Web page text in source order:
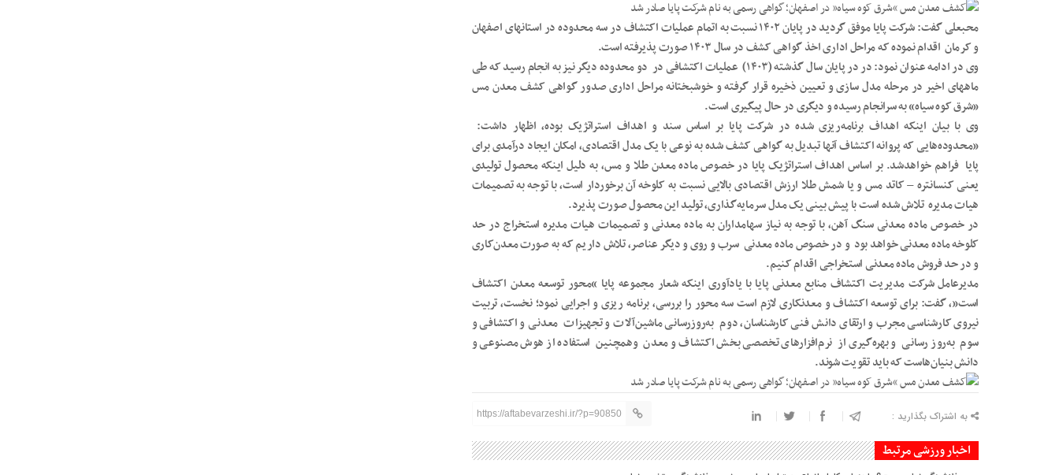
محبعلی گفت: شرکت پایا موفق گردید در پایان ۱۴۰۲ نسبت به اتمام عملیات اکتشاف در سه محدوده در استانهای اصفهان
و کرمان اقدام نموده که مراحل اداری اخذ گواهی کشف در سال ۱۴۰۳ صورت پذیرفته است.
وی در ادامه عنوان نمود: در در پایان سال گذشته (۱۴۰۳) عملیات اکتشافی در دو محدوده دیگر نیز به انجام رسید که طی
ماههای اخیر در مرحله مدل سازی و تعیین ذخیره قرار گرفته و خوشبختانه مراحل اداری صدور گواهی کشف معدن مس
«شرق کوه سیاه» به سرانجام رسیده و دیگری در حال پیگیری است.
وی با بیان اینکه اهداف برنامه‌ریزی شده در شرکت پایا بر اساس سند و اهداف استراتژیک بوده، اظهار داشت:
«محدوده‌هایی که پروانه اکتشاف آنها تبدیل به گواهی کشف شده به نوعی با یک مدل اقتصادی، امکان ایجاد درآمدی برای
پایا فراهم خواهدشد. بر اساس اهداف استراتژیک پایا در خصوص ماده معدن طلا و مس، به دلیل اینکه محصول تولیدی
یعنی کنسانتره – کاتد مس و یا شمش طلا ارزش اقتصادی بالایی نسبت به کلوخه آن برخوردار است، با توجه به تصمیمات
هیات مدیره تلاش شده است با پیش بینی یک مدل سرمایه‌گذاری، تولید این محصول صورت پذیرد.
در خصوص ماده معدنی سنگ آهن، با توجه به نیاز سهامداران به ماده معدنی و تصمیمات هیات مدیره استخراج در حد
کلوخه ماده معدنی خواهد بود و در خصوص ماده معدنی سرب و روی و دیگر عناصر، تلاش داریم که به صورت معدن‌کاری
و در حد فروش ماده معدنی استخراجی اقدام کنیم.
مدیرعامل شرکت مدیریت اکتشاف منابع معدنی پایا با یادآوری اینکه شعار مجموعه پایا “محور توسعه معدن اکتشاف
است”، گفت: برای توسعه اکتشاف و معدنکاری لازم است سه محور را بررسی، برنامه ریزی و اجرایی نمود؛ نخست، تربیت
نیروی کارشناسی مجرب و ارتقای دانش فنی کارشناسان، دوم به‌روزرسانی ماشین‌آلات و تجهیزات معدنی و اکتشافی و
سوم به‌روز رسانی و بهره‌گیری از نرم‌افزارهای تخصصی بخش اکتشاف و معدن وهمچنین استفاده از هوش مصنوعی و
دانش بنیان‌هاست که باید تقویت شوند.
به اشتراک بگذارید : https://aftabevarzeshi.ir/?p=90850
اخبار ورزشی مرتبط